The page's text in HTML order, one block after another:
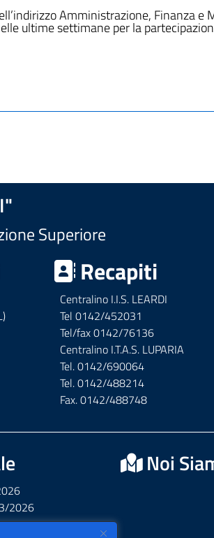
Amministrazione, Finanza e
ultime settimane per la
Superiore
Recapiti
Centralino I.I.S. LEARDI
Tel 0142/452031
Tel/fax 0142/76136
Centralino I.T.A.S. LUPARIA
Tel. 0142/690064
Tel. 0142/488214
Fax. 0142/488748
2026
Noi